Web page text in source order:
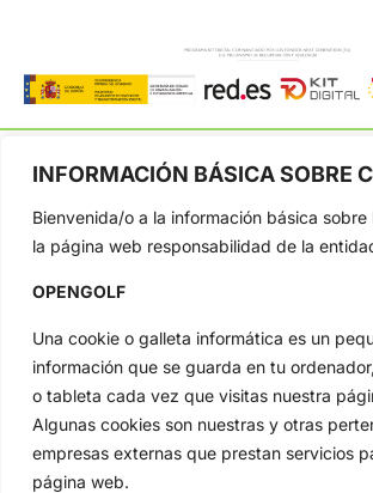
INFORMACIÓN BÁSICA SOBRE
Bienvenida/o a la información básica sobre
la página web responsabilidad de la
OPENGOLF
Una cookie o galleta informática es un
información que se guarda en tu
o tableta cada vez que visitas nuestra
Algunas cookies son nuestras y otras
empresas externas que prestan servicios
página web.
OpenGolf ofrece toda la actualidad,
profesional y amateur, resultados en
Jon Rahm, LIV Golf, PGA Tour, Ryder Cup,
Categorias
Inicio
Actualidad
Amateurs
Circuitos
Jon
Ryder
Reglas